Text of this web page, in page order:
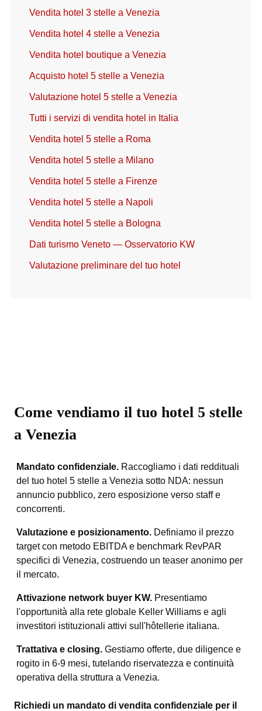
Vendita hotel 3 stelle a Venezia
Vendita hotel 4 stelle a Venezia
Vendita hotel boutique a Venezia
Acquisto hotel 5 stelle a Venezia
Valutazione hotel 5 stelle a Venezia
Tutti i servizi di vendita hotel in Italia
Vendita hotel 5 stelle a Roma
Vendita hotel 5 stelle a Milano
Vendita hotel 5 stelle a Firenze
Vendita hotel 5 stelle a Napoli
Vendita hotel 5 stelle a Bologna
Dati turismo Veneto — Osservatorio KW
Valutazione preliminare del tuo hotel
Come vendiamo il tuo hotel 5 stelle
a Venezia
Mandato confidenziale. Raccogliamo i dati reddituali
del tuo hotel 5 stelle a Venezia sotto NDA: nessun
annuncio pubblico, zero esposizione verso staff e
concorrenti.
Valutazione e posizionamento. Definiamo il prezzo
target con metodo EBITDA e benchmark RevPAR
specifici di Venezia, costruendo un teaser anonimo per
il mercato.
Attivazione network buyer KW. Presentiamo
l'opportunità alla rete globale Keller Williams e agli
investitori istituzionali attivi sull'hôtellerie italiana.
Trattativa e closing. Gestiamo offerte, due diligence e
rogito in 6-9 mesi, tutelando riservatezza e continuità
operativa della struttura a Venezia.
Richiedi un mandato di vendita confidenziale per il